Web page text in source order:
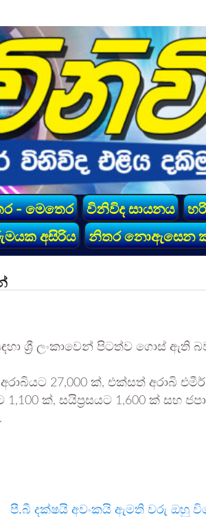
- මෙතෙර විනිවිද සායනය
අසිරිය නිතර නොඇසෙන
ශ්‍රී ලංකාවෙන් පිටත්ව ගොස් ඇති
27,000 ක්, එක්සත් අරාබි එමීර්
ක්, සයිප්‍රසයට 1,600 ක් සහ
පී.බී දක්ෂයි අවංකයි ඇමති වරු ඔහු